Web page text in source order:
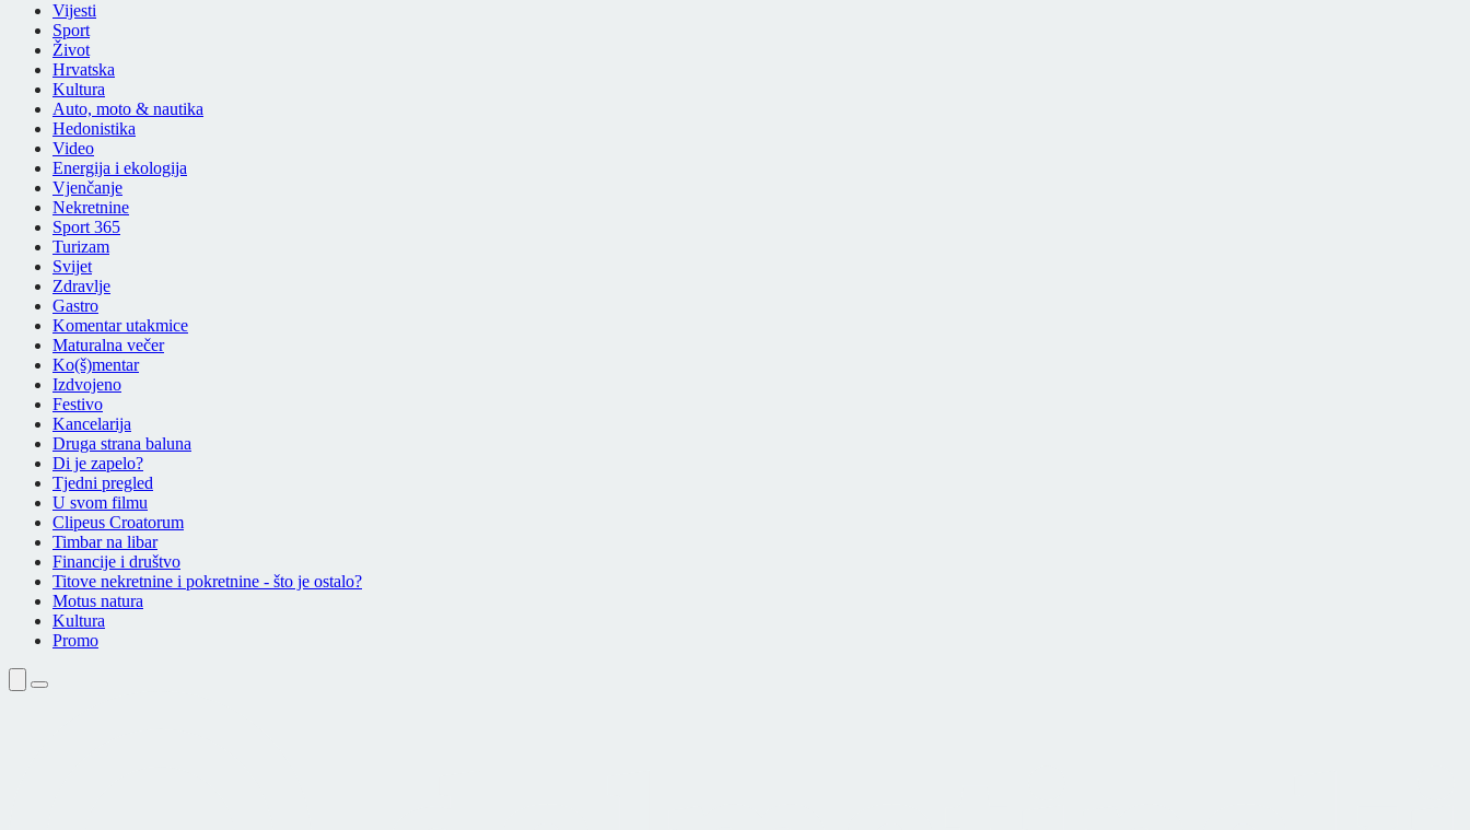
Vijesti
Sport
Život
Hrvatska
Kultura
Auto, moto & nautika
Hedonistika
Video
Energija i ekologija
Vjenčanje
Nekretnine
Sport 365
Turizam
Svijet
Zdravlje
Gastro
Komentar utakmice
Maturalna večer
Ko(š)mentar
Izdvojeno
Festivo
Kancelarija
Druga strana baluna
Di je zapelo?
Tjedni pregled
U svom filmu
Clipeus Croatorum
Timbar na libar
Financije i društvo
Titove nekretnine i pokretnine - što je ostalo?
Motus natura
Kultura
Promo